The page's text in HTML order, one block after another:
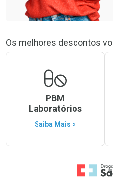
Os melhores descontos
PBM
Laboratórios
Saiba Mais >
Ir para a